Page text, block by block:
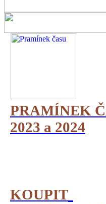
PRAMÍNEK
2023 a 2024
KOUPIT